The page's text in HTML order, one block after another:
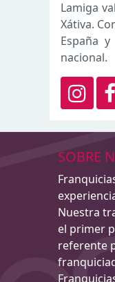
Lamiga
Xátiva.
España
nacional.
SOBRE
Nuestra
el primer
referente